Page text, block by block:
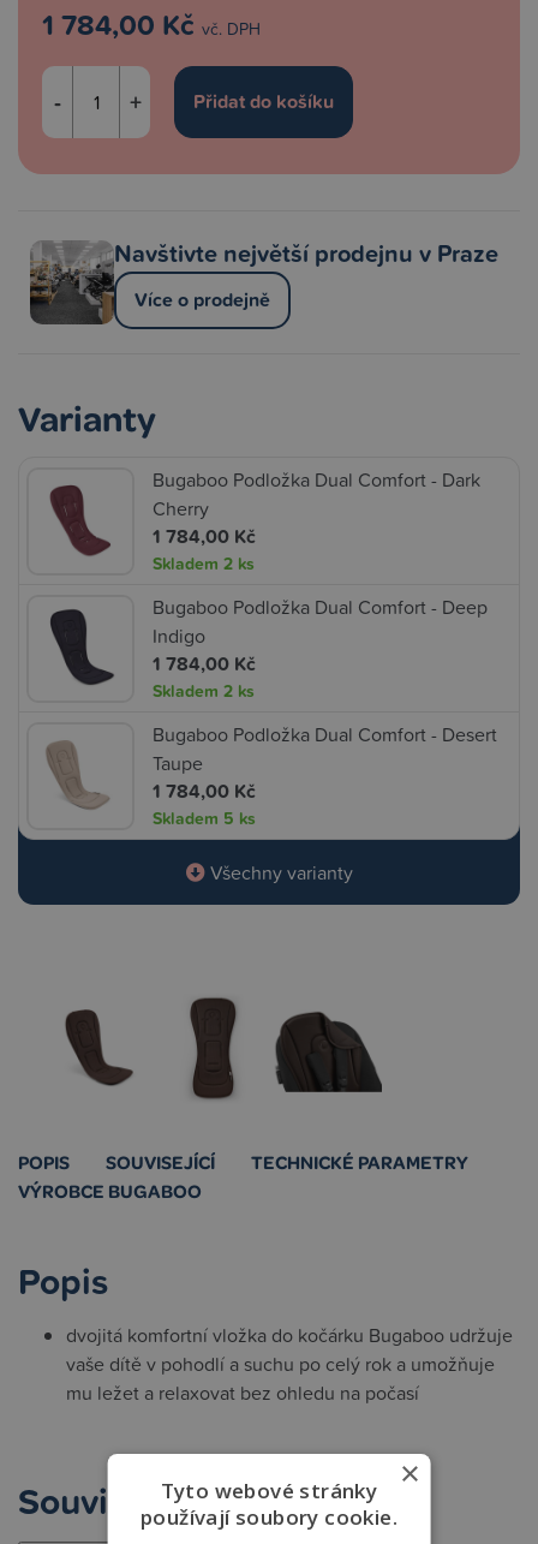
1 784,00 Kč vč. DPH
- +
Navštivte největší prodejnu v Praze
Více o prodejně
Varianty
Bugaboo Podložka Dual Comfort - Dark
Cherry
1 784,00 Kč
Skladem 2 ks
Bugaboo Podložka Dual Comfort - Deep
Indigo
1 784,00 Kč
Skladem 2 ks
Bugaboo Podložka Dual Comfort - Desert
Taupe
1 784,00 Kč
Skladem 5 ks
Všechny varianty
POPIS SOUVISEJÍCÍ
TECHNICKÉ PARAMETRY
VÝROBCE BUGABOO
Popis
dvojitá komfortní vložka do kočárku Bugaboo udržuje
vaše dítě v pohodlí a suchu po celý rok a umožňuje
mu ležet a relaxovat bez ohledu na počasí
Související
×
Tyto webové stránky
používají soubory cookie.